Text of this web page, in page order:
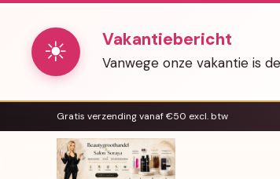
☀ Vakantiebericht
Vanwege onze vakantie is
Gratis verzending vanaf €50 excl. btw